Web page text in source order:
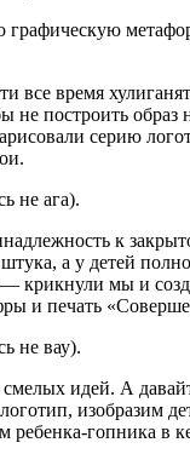
графическую
все время
не построить
серию
не ага).
к
а у детей
крикнули мы и
и печать
не вау).
смелых идей. А
изобразим
ребенка-гопника в